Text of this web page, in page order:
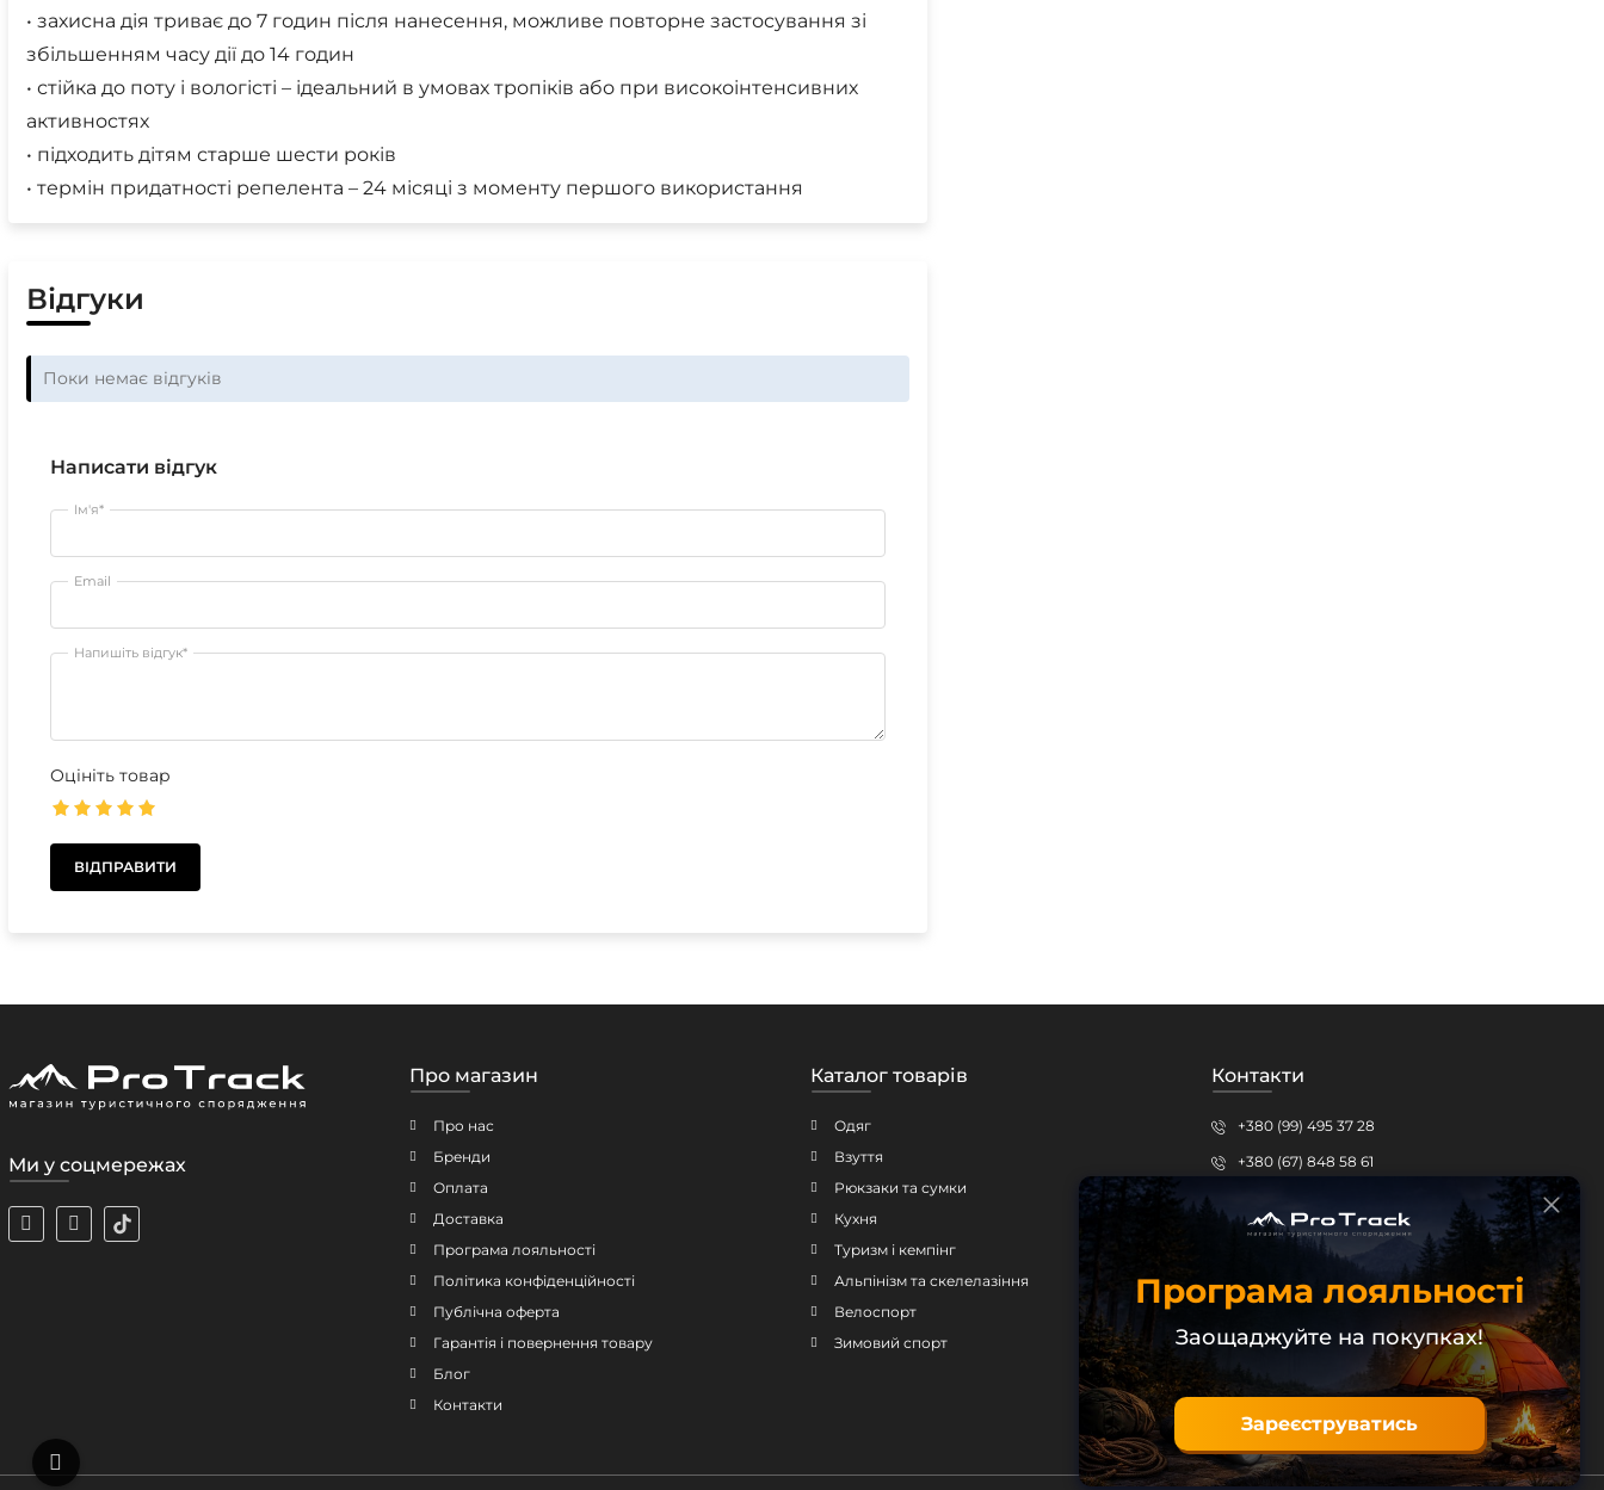
• захисна дія триває до 7 годин після нанесення, можливе повторне застосування зі
збільшенням часу дії до 14 годин
• стійка до поту і вологісті – ідеальний в умовах тропіків або при високоінтенсивних
активностях
• підходить дітям старше шести років
• термін придатності репелента – 24 місяці з моменту першого використання
Відгуки
Поки немає відгуків
Написати відгук
Ім'я*
Email
Напишіть відгук*
Оцініть товар
Ми у соцмережах
Про магазин
Про нас
Бренди
Оплата
Доставка
Програма лояльності
Політика конфіденційності
Публічна оферта
Гарантія і повернення товару
Блог
Контакти
Каталог товарів
Одяг
Взуття
Рюкзаки та сумки
Кухня
Туризм і кемпінг
Альпінізм та скелелазіння
Велоспорт
Зимовий спорт
Контакти
+380 (99) 495 37 28
+380 (67) 848 58 61
Кропивницький, вул.Шевченка, 15б
Безкоштовна консультація
Програма лояльності
Заощаджуйте на покупках!
Зареєструватись